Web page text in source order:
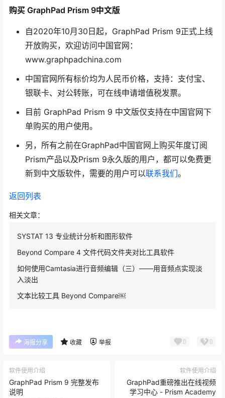
购买 GraphPad Prism 9中文版
自2020年10月30日起，GraphPad Prism 9正式上线
开放购买，欢迎访问中国官网：
www.graphpadchina.com
中国官网所有标价均为人民币价格，支持：支付宝、
银联卡、对公转账，可在线申请增值税发票。
目前 GraphPad Prism 9 中文版仅支持在中国官网下
单购买的用户使用。
另，所有之前在GraphPad中国官网上购买年度订阅
Prism产品以及Prism 9永久版的用户，都可以免费更
新到中文版软件，需要的用户可以联系我们。
返回列表
相关文章：
SYSTAT 13 专业统计分析和图形软件
Beyond Compare 4 文件代码文件夹对比工具软件
如何使用Camtasia进行音频编辑（三）——用音频点实现淡
入淡出
文本比较工具 Beyond Compare￼
海报分享 收藏 举报 0 0
软件使用介绍
GraphPad Prism 9 完整发布
说明
软件使用介绍
GraphPad重磅推出在线视频
学习中心 - Prism Academy